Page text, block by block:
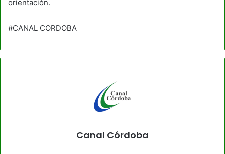
orientación.
#CANAL CORDOBA
Canal Córdoba